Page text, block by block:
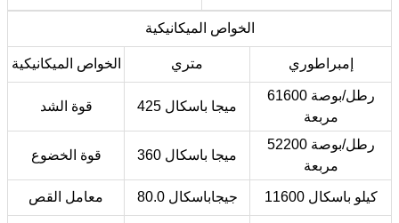
الخواص الميكانيكية
الخواص الميكانيكية متري إمبراطوري
قوة الشد 425 ميجا باسكال
61600 رطل/بوصة
مربعة
قوة الخضوع 360 ميجا باسكال
52200 رطل/بوصة
مربعة
معامل القص 80.0 جيجاباسكال 11600 كيلو باسكال